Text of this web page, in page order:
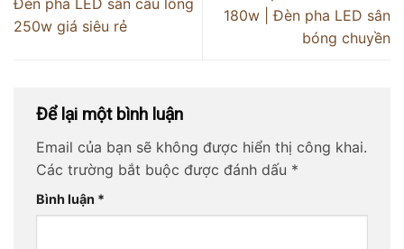
Đèn pha LED sân cầu lông
250w giá siêu rẻ
180w | Đèn pha LED sân
bóng chuyền
Để lại một bình luận
Email của bạn sẽ không được hiển thị công khai.
Các trường bắt buộc được đánh dấu *
Bình luận *